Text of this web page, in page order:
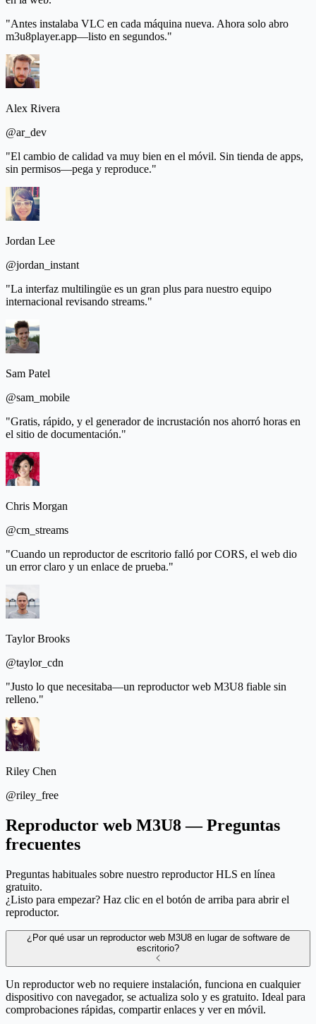
"Antes instalaba VLC en cada máquina nueva. Ahora solo abro
m3u8player.app—listo en segundos."
Alex Rivera
@ar_dev
"El cambio de calidad va muy bien en el móvil. Sin tienda de apps,
sin permisos—pega y reproduce."
Jordan Lee
@jordan_instant
"La interfaz multilingüe es un gran plus para nuestro equipo
internacional revisando streams."
Sam Patel
@sam_mobile
"Gratis, rápido, y el generador de incrustación nos ahorró horas en
el sitio de documentación."
Chris Morgan
@cm_streams
"Cuando un reproductor de escritorio falló por CORS, el web dio
un error claro y un enlace de prueba."
Taylor Brooks
@taylor_cdn
"Justo lo que necesitaba—un reproductor web M3U8 fiable sin
relleno."
Riley Chen
@riley_free
Reproductor web M3U8 — Preguntas
frecuentes
Preguntas habituales sobre nuestro reproductor HLS en línea
gratuito.
¿Listo para empezar? Haz clic en el botón de arriba para abrir el
reproductor.
¿Por qué usar un reproductor web M3U8 en lugar de software de
escritorio?
Un reproductor web no requiere instalación, funciona en cualquier
dispositivo con navegador, se actualiza solo y es gratuito. Ideal para
comprobaciones rápidas, compartir enlaces y ver en móvil.